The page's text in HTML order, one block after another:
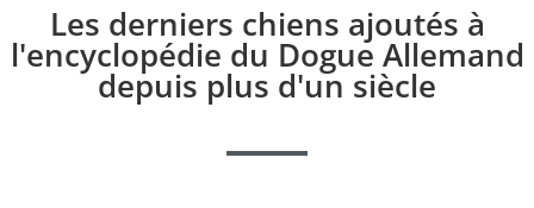
Les derniers chiens ajoutés à
l'encyclopédie du Dogue Allemand
depuis plus d'un siècle